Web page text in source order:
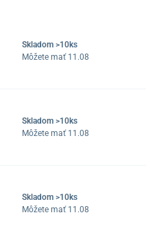
Skladom >10ks
Môžete mať 11.08
Skladom >10ks
Môžete mať 11.08
Skladom >10ks
Môžete mať 11.08